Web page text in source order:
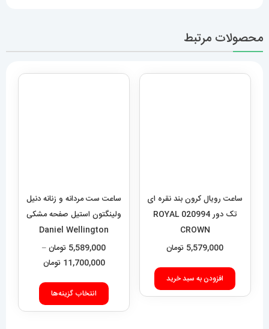
محصولات مرتبط
ساعت رویال کرون بند نقره ای
CROWN
5,579,000تومان
افزودن به سبد خرید
ساعت ست مردانه و زنانه دنیل
ولینگتون استیل صفحه مشکی
Daniel Wellington
020551
5,589,000 تومان–
11,700,000تومانمحدوده
قیمت:
انتخاب گزینه‌ها
این